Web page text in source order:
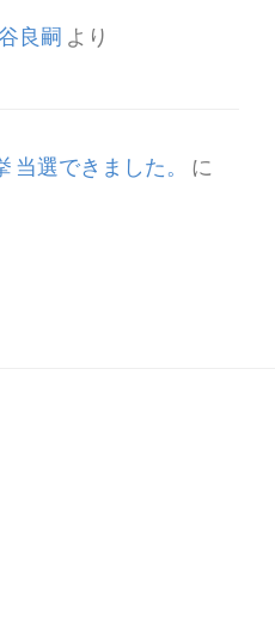
良嗣 より
当選できました。
に